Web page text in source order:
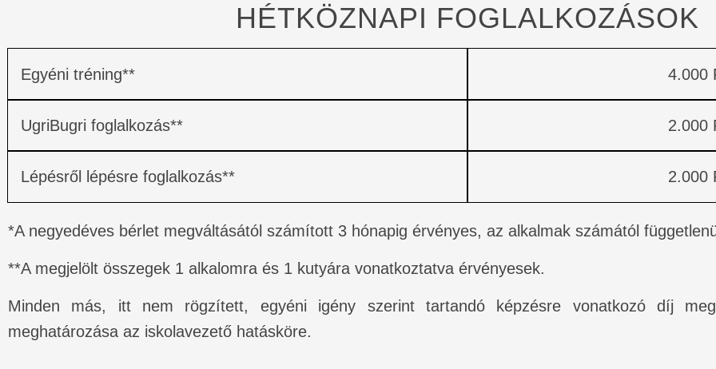
HÉTKÖZNAPI FOGLALKOZÁSOK
Egyéni tréning** 4.000
UgriBugri foglalkozás** 2.000
Lépésről lépésre foglalkozás** 2.000
*A negyedéves bérlet megváltásától számított 3 hónapig érvényes, az alkalmak számától
**A megjelölt összegek 1 alkalomra és 1 kutyára vonatkoztatva érvényesek.
Minden más, itt nem rögzített, egyéni igény szerint tartandó képzésre vonatkozó díj
meghatározása az iskolavezető hatásköre.